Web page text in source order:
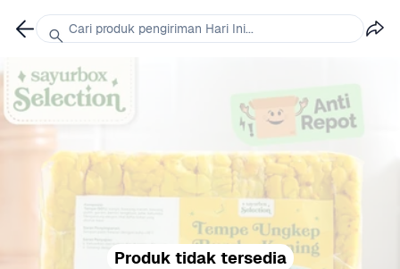
Produk tidak tersedia
Cari produk pengiriman Hari Ini...